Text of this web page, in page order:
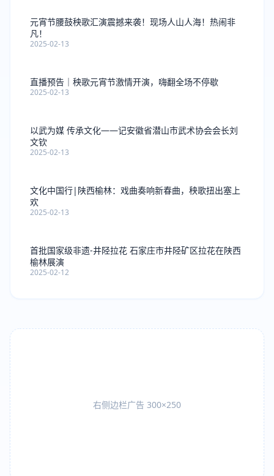
元宵节腰鼓秧歌汇演震撼来袭！现场人山人海！热闹非
凡！
2025-02-13
直播预告｜秧歌元宵节激情开演，嗨翻全场不停歇
2025-02-13
以武为媒 传承文化——记安徽省潜山市武术协会会长刘
文钦
2025-02-13
文化中国行|陕西榆林：戏曲奏响新春曲，秧歌扭出塞上
欢
2025-02-13
首批国家级非遗-井陉拉花 石家庄市井陉矿区拉花在陕西
榆林展演
2025-02-12
右侧边栏广告 300×250